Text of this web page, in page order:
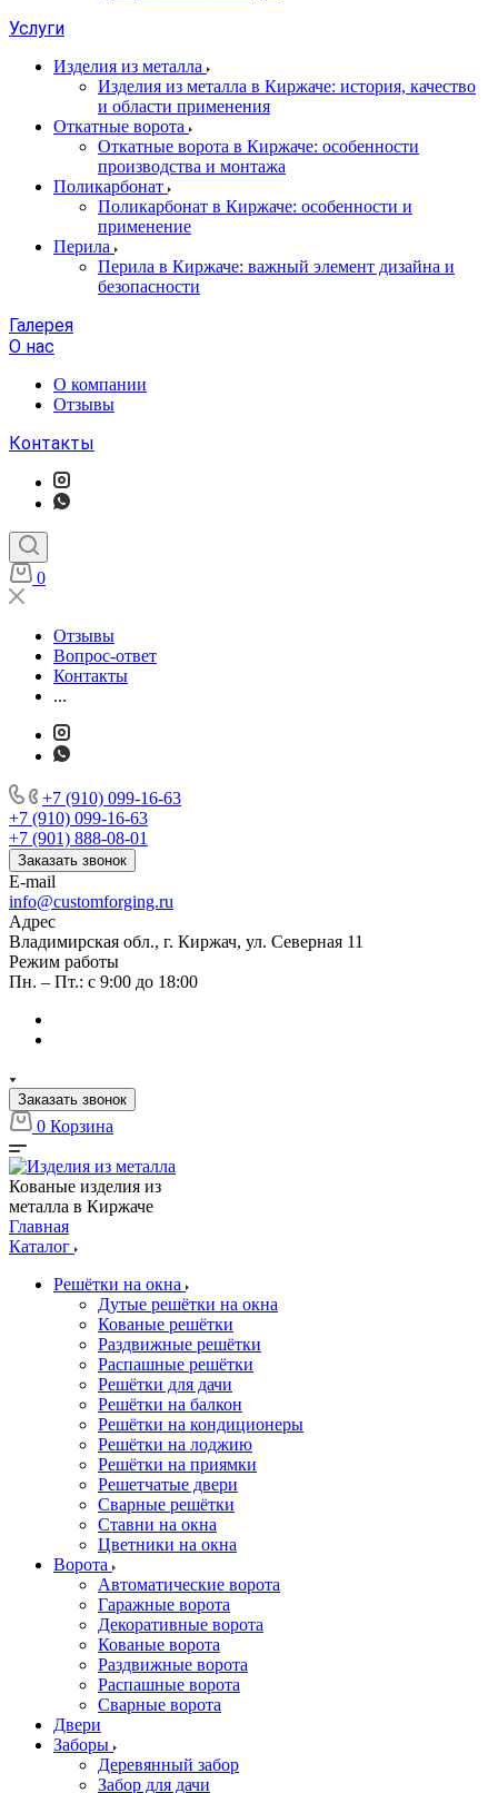
Услуги
Изделия из металла
Изделия из металла в Киржаче: история, качество
и области применения
Откатные ворота
Откатные ворота в Киржаче: особенности
производства и монтажа
Поликарбонат
Поликарбонат в Киржаче: особенности и
применение
Перила
Перила в Киржаче: важный элемент дизайна и
безопасности
Галерея
О нас
О компании
Отзывы
Контакты
0
Отзывы
Вопрос-ответ
Контакты
...
+7 (910) 099-16-63
+7 (910) 099-16-63
+7 (901) 888-08-01
Заказать звонок
E-mail
info@customforging.ru
Адрес
Владимирская обл., г. Киржач, ул. Северная 11
Режим работы
Пн. – Пт.: с 9:00 до 18:00
Заказать звонок
0 Корзина
Кованые изделия из
металла в Киржаче
Главная
Каталог
Решётки на окна
Дутые решётки на окна
Кованые решётки
Раздвижные решётки
Распашные решётки
Решётки для дачи
Решётки на балкон
Решётки на кондиционеры
Решётки на лоджию
Решётки на приямки
Решетчатые двери
Сварные решётки
Ставни на окна
Цветники на окна
Ворота
Автоматические ворота
Гаражные ворота
Декоративные ворота
Кованые ворота
Раздвижные ворота
Распашные ворота
Сварные ворота
Двери
Заборы
Деревянный забор
Забор для дачи